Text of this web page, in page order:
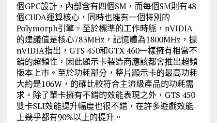
個GPC設計，內部含有四個SM，而每個SM則有48
個CUDA運算核心，同時也擁有一個特別的
Polymorph引擎。至於標準的工作時脈，nVIDIA
的建議值是核心783MHz，記憶體為1800MHz，據
nVIDIA指出，GTS 450和GTX 460一樣擁有相當不
錯的超頻性，因此顯示卡製造商應該都會推出超頻
版本上市。至於功耗部分，整片顯示卡的最高功耗
大約是106W，的確比較符合主流級產品的功耗需
求。除了單卡擁有不錯的效能表現之外，GTS 450
雙卡SLI效能提升幅度也很不錯，在許多遊戲效能
上幾乎都有90%以上的提升。